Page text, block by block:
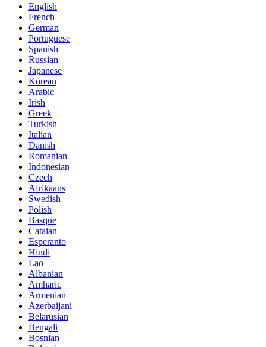
English
French
German
Portuguese
Spanish
Russian
Japanese
Korean
Arabic
Irish
Greek
Turkish
Italian
Danish
Romanian
Indonesian
Czech
Afrikaans
Swedish
Polish
Basque
Catalan
Esperanto
Hindi
Lao
Albanian
Amharic
Armenian
Azerbaijani
Belarusian
Bengali
Bosnian